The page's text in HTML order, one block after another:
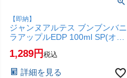
【即納】
ジャンヌアルテス ブンブンバニ
ラアップルEDP 100ml SP(オー
ドパルファム)【香水】【SBT】
(6061174)
1,289 税込
詳細を見る